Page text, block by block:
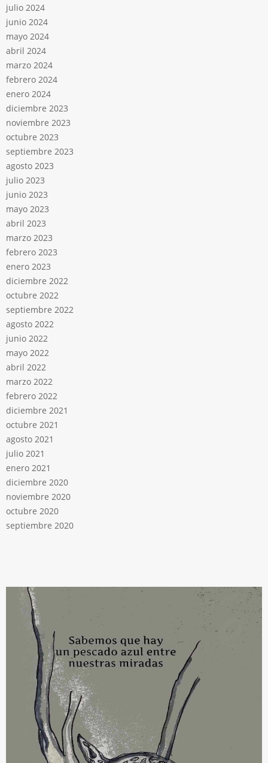
julio 2024
junio 2024
mayo 2024
abril 2024
marzo 2024
febrero 2024
enero 2024
diciembre 2023
noviembre 2023
octubre 2023
septiembre 2023
agosto 2023
julio 2023
junio 2023
mayo 2023
abril 2023
marzo 2023
febrero 2023
enero 2023
diciembre 2022
octubre 2022
septiembre 2022
agosto 2022
junio 2022
mayo 2022
abril 2022
marzo 2022
febrero 2022
diciembre 2021
octubre 2021
agosto 2021
julio 2021
enero 2021
diciembre 2020
noviembre 2020
octubre 2020
septiembre 2020